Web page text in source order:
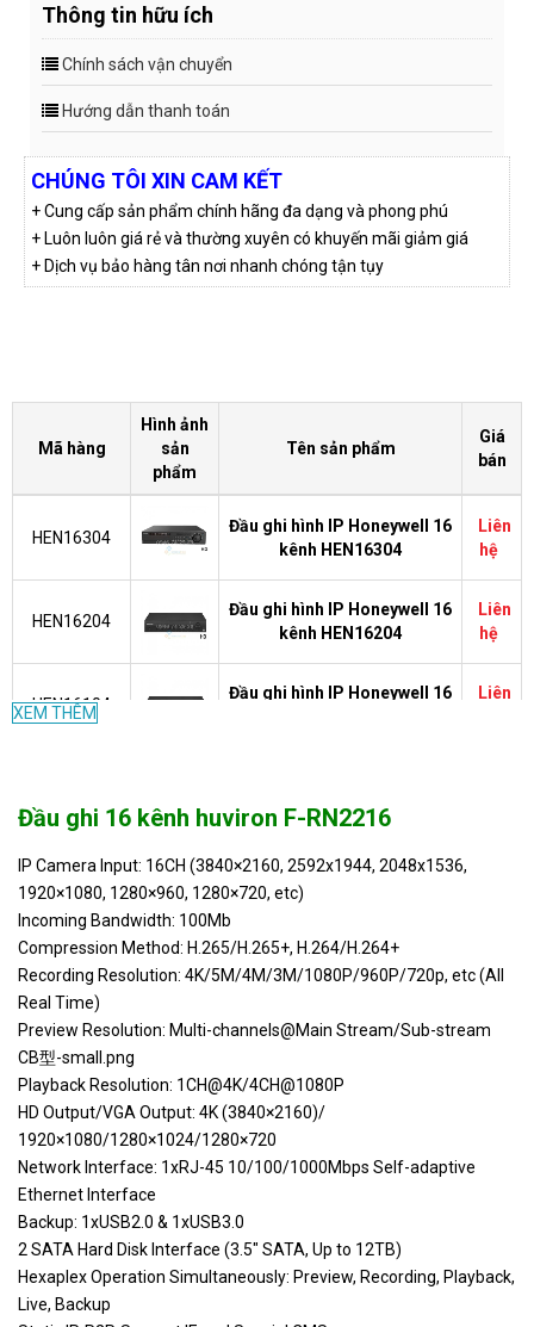
Thông tin hữu ích
Chính sách vận chuyển
Hướng dẫn thanh toán
CHÚNG TÔI XIN CAM KẾT
+ Cung cấp sản phẩm chính hãng đa dạng và phong phú
+ Luôn luôn giá rẻ và thường xuyên có khuyến mãi giảm giá
+ Dịch vụ bảo hàng tân nơi nhanh chóng tận tụy
Mã hàng
Hình ảnh
sản
phẩm
Tên sản phẩm
Giá
bán
HEN16304
Đầu ghi hình IP Honeywell 16
kênh HEN16304
Liên
hệ
HEN16204
Đầu ghi hình IP Honeywell 16
kênh HEN16204
Liên
hệ
HEN16104
Đầu ghi hình IP Honeywell 16
Liên
HEN16103L
Đầu ghi hình IP Honeywell 16
kênh HEN16103L
XVR5116HS-
S2
Đầu ghi 16 khênh 5IN1
Dahua XVR5116HS-S2
hệ
ND9541
Đầu Ghi Vivotek 16 kênh IP
Liên
DS-7616NI-
E2
Đầu ghi hình camera IP 16
kênh HIKVISION DS-7616NI-
E2
XEM THÊM
Đầu ghi 16 kênh huviron F-RN2216
IP Camera Input: 16CH (3840×2160, 2592x1944, 2048x1536,
1920×1080, 1280×960, 1280×720, etc)
Incoming Bandwidth: 100Mb
Compression Method: H.265/H.265+, H.264/H.264+
Recording Resolution: 4K/5M/4M/3M/1080P/960P/720p, etc (All
Real Time)
Preview Resolution: Multi-channels@Main Stream/Sub-stream
CB型-small.png
Playback Resolution: 1CH@4K/4CH@1080P
HD Output/VGA Output: 4K (3840×2160)/
1920×1080/1280×1024/1280×720
Network Interface: 1xRJ-45 10/100/1000Mbps Self-adaptive
Ethernet Interface
Backup: 1xUSB2.0 & 1xUSB3.0
2 SATA Hard Disk Interface (3.5" SATA, Up to 12TB)
Hexaplex Operation Simultaneously: Preview, Recording, Playback,
Live, Backup